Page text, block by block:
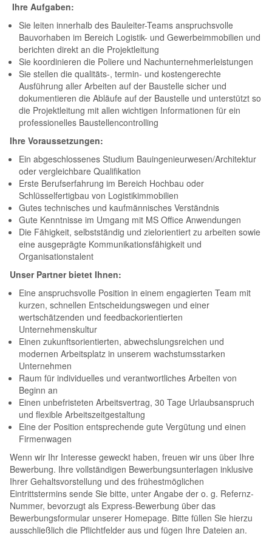
Ihre Aufgaben:
Sie leiten innerhalb des Bauleiter-Teams anspruchsvolle
Bauvorhaben im Bereich Logistik- und Gewerbeimmobilien und
berichten direkt an die Projektleitung
Sie koordinieren die Poliere und Nachunternehmerleistungen
Sie stellen die qualitäts-, termin- und kostengerechte
Ausführung aller Arbeiten auf der Baustelle sicher und
dokumentieren die Abläufe auf der Baustelle und unterstützt so
die Projektleitung mit allen wichtigen Informationen für ein
professionelles Baustellencontrolling
Ihre Voraussetzungen:
Ein abgeschlossenes Studium Bauingenieurwesen/Architektur
oder vergleichbare Qualifikation
Erste Berufserfahrung im Bereich Hochbau oder
Schlüsselfertigbau von Logistikimmobilien
Gutes technisches und kaufmännisches Verständnis
Gute Kenntnisse im Umgang mit MS Office Anwendungen
Die Fähigkeit, selbstständig und zielorientiert zu arbeiten sowie
eine ausgeprägte Kommunikationsfähigkeit und
Organisationstalent
Unser Partner bietet Ihnen:
Eine anspruchsvolle Position in einem engagierten Team mit
kurzen, schnellen Entscheidungswegen und einer
wertschätzenden und feedbackorientierten
Unternehmenskultur
Einen zukunftsorientierten, abwechslungsreichen und
modernen Arbeitsplatz in unserem wachstumsstarken
Unternehmen
Raum für individuelles und verantwortliches Arbeiten von
Beginn an
Einen unbefristeten Arbeitsvertrag, 30 Tage Urlaubsanspruch
und flexible Arbeitszeitgestaltung
Eine der Position entsprechende gute Vergütung und einen
Firmenwagen
Wenn wir Ihr Interesse geweckt haben, freuen wir uns über Ihre
Bewerbung. Ihre vollständigen Bewerbungsunterlagen inklusive
Ihrer Gehaltsvorstellung und des frühestmöglichen
Eintrittstermins sende Sie bitte, unter Angabe der o. g. Refernz-
Nummer, bevorzugt als Express-Bewerbung über das
Bewerbungsformular unserer Homepage. Bitte füllen Sie hierzu
ausschließlich die Pflichtfelder aus und fügen Ihre Dateien an.